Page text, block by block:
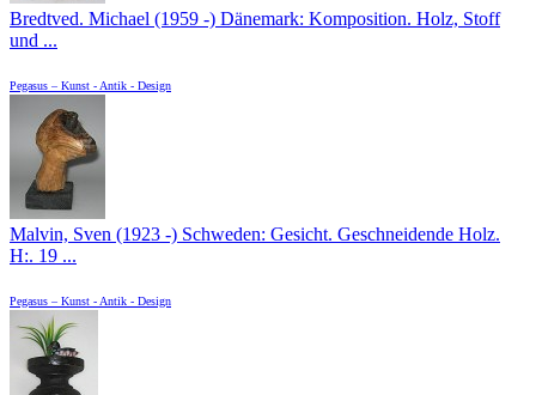
Bredtved. Michael (1959 -) Dänemark: Komposition. Holz, Stoff
und ...
Pegasus – Kunst - Antik - Design
Malvin, Sven (1923 -) Schweden: Gesicht. Geschneidende Holz.
H:. 19 ...
Pegasus – Kunst - Antik - Design